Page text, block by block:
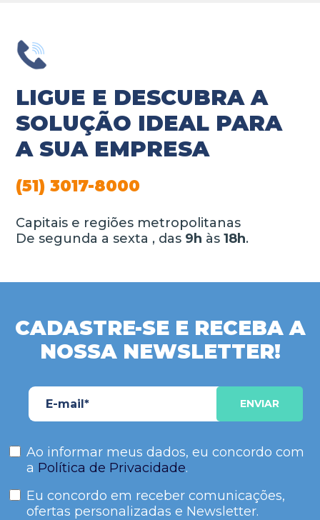
LIGUE E DESCUBRA A
SOLUÇÃO IDEAL PARA
A SUA EMPRESA
(51) 3017-8000
Capitais e regiões metropolitanas
De segunda a sexta , das 9h às18h.
CADASTRE-SE E RECEBA A
NOSSA NEWSLETTER!
Ao informar meus dados, eu concordo com
a Política de Privacidade.
Eu concordo em receber comunicações,
ofertas personalizadas e Newsletter.